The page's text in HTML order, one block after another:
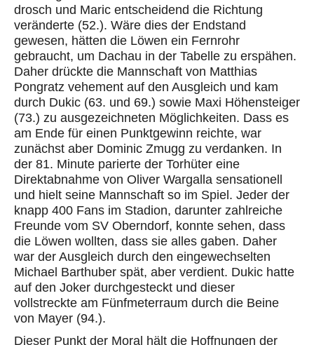
drosch und Maric entscheidend die Richtung
veränderte (52.). Wäre dies der Endstand
gewesen, hätten die Löwen ein Fernrohr
gebraucht, um Dachau in der Tabelle zu erspähen.
Daher drückte die Mannschaft von Matthias
Pongratz vehement auf den Ausgleich und kam
durch Dukic (63. und 69.) sowie Maxi Höhensteiger
(73.) zu ausgezeichneten Möglichkeiten. Dass es
am Ende für einen Punktgewinn reichte, war
zunächst aber Dominic Zmugg zu verdanken. In
der 81. Minute parierte der Torhüter eine
Direktabnahme von Oliver Wargalla sensationell
und hielt seine Mannschaft so im Spiel. Jeder der
knapp 400 Fans im Stadion, darunter zahlreiche
Freunde vom SV Oberndorf, konnte sehen, dass
die Löwen wollten, dass sie alles gaben. Daher
war der Ausgleich durch den eingewechselten
Michael Barthuber spät, aber verdient. Dukic hatte
auf den Joker durchgesteckt und dieser
vollstreckte am Fünfmeterraum durch die Beine
von Mayer (94.).
Dieser Punkt der Moral hält die Hoffnungen der